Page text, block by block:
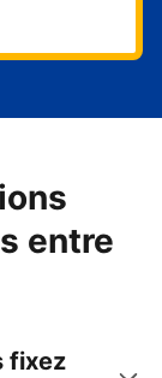
entre
fixez